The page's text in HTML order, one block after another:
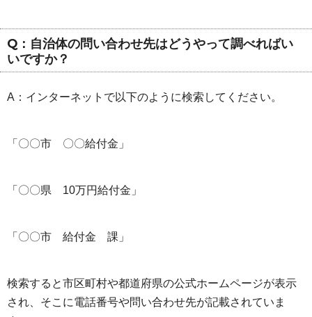
Q：自治体の問い合わせ先はどうやって調べればい
いですか？
A：インターネットで以下のように検索してください。
「〇〇市 〇〇給付金」
「〇〇県 10万円給付金」
「〇〇市 給付金 課」
検索すると市区町村や都道府県の公式ホームページが表示
され、そこに電話番号や問い合わせ先が記載されていま